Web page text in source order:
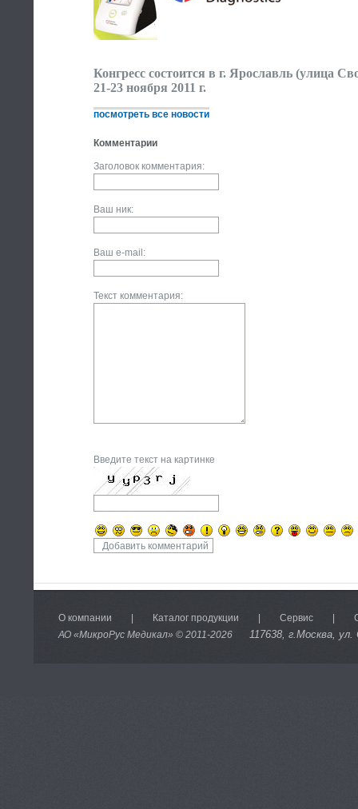
Конгресс состоится в г. Ярославль (улица
21-23 ноября 2011 г.
посмотреть все новости
Комментарии
Заголовок комментария:
Ваш ник:
Ваш e-mail:
Текст комментария:
Введите текст на картинке
О компании Каталог продукции Сервис
АО «МикроРус Медикал» © 2011-2026 117638, г.Москва, ул.